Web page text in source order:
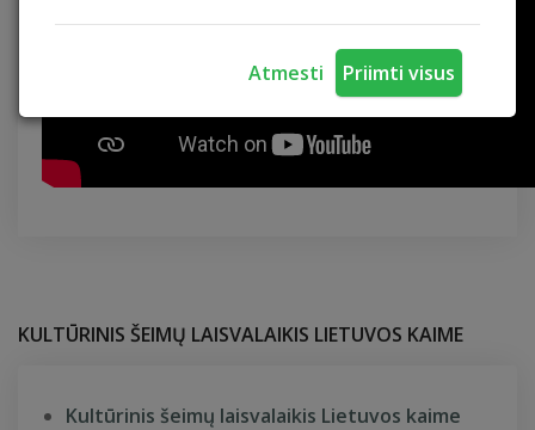
Atmesti Priimti visus
KULTŪRINIS ŠEIMŲ LAISVALAIKIS LIETUVOS KAIME
Kultūrinis šeimų laisvalaikis Lietuvos kaime